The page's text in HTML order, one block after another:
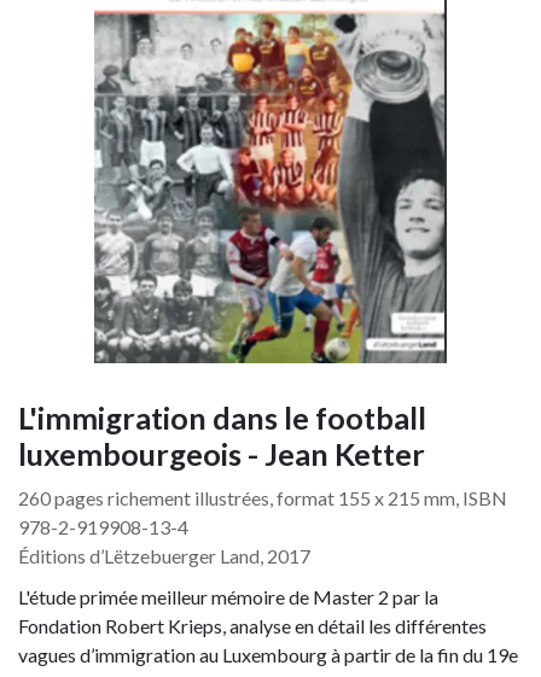
L'immigration dans le football
luxembourgeois - Jean Ketter
260 pages richement illustrées, format 155 x 215 mm, ISBN
978-2-919908-13-4
Éditions d’Lëtzebuerger Land, 2017
L'étude primée meilleur mémoire de Master 2 par la
Fondation Robert Krieps, analyse en détail les différentes
vagues d’immigration au Luxembourg à partir de la fin du 19e